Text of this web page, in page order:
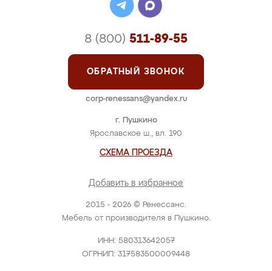
2015 - 2026 © Ренессанс.
Мебель от производителя в Пушкино.
ИНН: 580313642057
ОГРНИП: 317583500009448
г. Пушкино
Ярославское ш., вл. 190
СХЕМА ПРОЕЗДА
Добавить в избранное
8 (800) 511-89-55
ОБРАТНЫЙ ЗВОНОК
corp-renessans@yandex.ru